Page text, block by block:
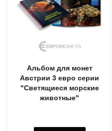
Альбом для монет
Австрии 3 евро серии
"Светящиеся морские
животные"